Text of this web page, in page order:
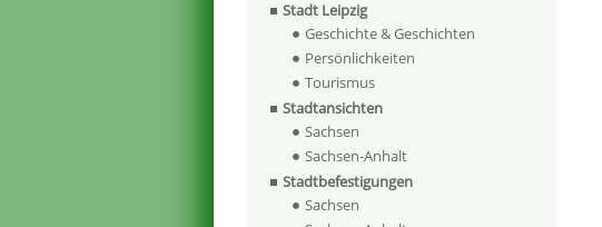
Stadt Leipzig
Geschichte & Geschichten
Persönlichkeiten
Tourismus
Stadtansichten
Sachsen
Sachsen-Anhalt
Stadtbefestigungen
Sachsen